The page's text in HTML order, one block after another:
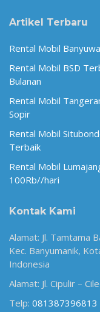
Artikel Terbaru
Rental Mobil
Rental Mobil BSD
Bulanan
Rental Mobil
Sopir
Rental Mobil
Terbaik
Rental Mobil
100Rb//hari
Kontak Kami
Alamat: Jl. Tamtama
Kec. Banyumanik,
Indonesia
Alamat: Jl. Cipulir –
Telp: 081387396813